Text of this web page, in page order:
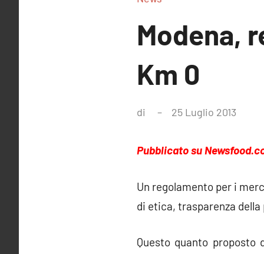
Modena,
Km 0
di 25 Luglio 2013
Pubblicato su
Un regolamento per i
di etica, trasparenza
Questo quanto proposto